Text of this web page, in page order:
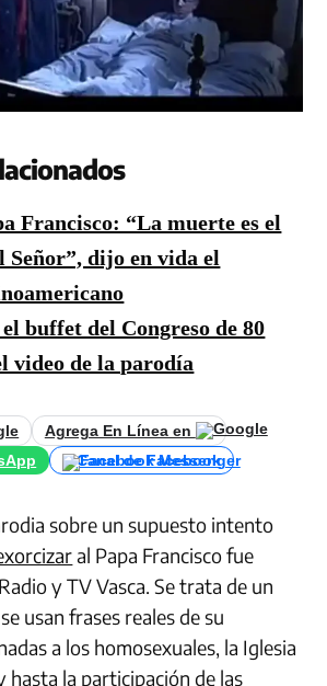
Francisco: “La muerte es el
Señor”, dijo en vida el
buffet del Congreso de 80
video de la parodía
Agrega En Línea en
Canal de Facebook
sobre un supuesto intento
al Papa Francisco fue
y TV Vasca. Se trata de un
usan frases reales de su
a los homosexuales, la Iglesia
hasta la participación de las